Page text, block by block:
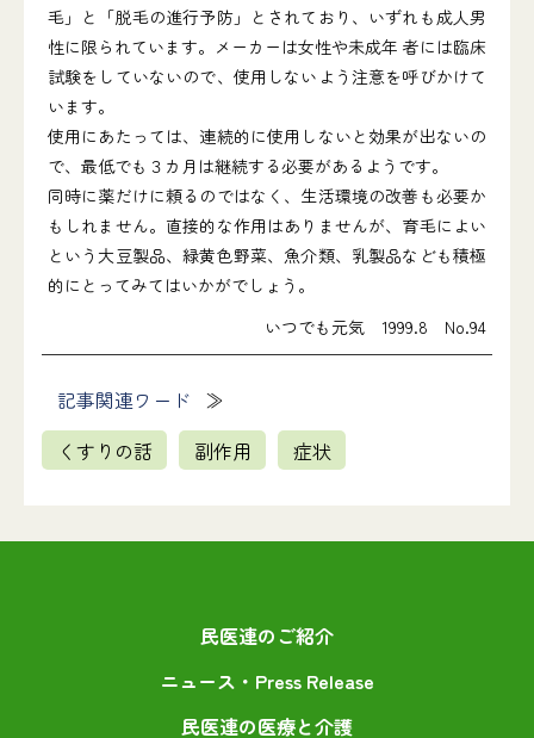
毛」と「脱毛の進行予防」とされており、いずれも成人男
性に限られています。メーカーは女性や未成年 者には臨床
試験をしていないので、使用しないよう注意を呼びかけて
います。
使用にあたっては、連続的に使用しないと効果が出ないの
で、最低でも３カ月は継続する必要があるようです。
同時に薬だけに頼るのではなく、生活環境の改善も必要か
もしれません。直接的な作用はありませんが、育毛によい
という大豆製品、緑黄色野菜、魚介類、乳製品なども積極
的にとってみてはいかがでしょう。
いつでも元気 1999.8 No.94
記事関連ワード
くすりの話
副作用 症状
民医連のご紹介
ニュース・Press Release
民医連の医療と介護